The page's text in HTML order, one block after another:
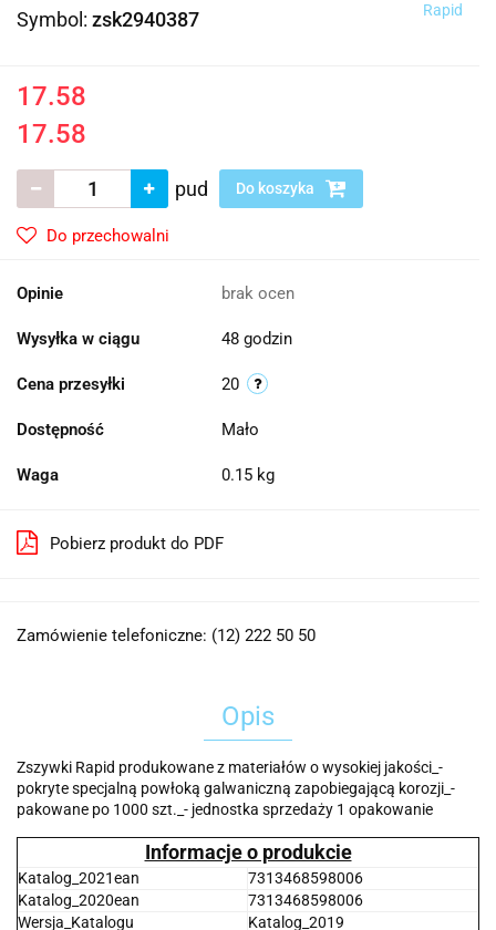
Symbol: zsk2940387 Rapid
17.58
17.58
pud Do koszyka
Do przechowalni
Opinie brak ocen
Wysyłka w ciągu 48 godzin
Cena przesyłki 20
Dostępność Mało
Waga 0.15 kg
Pobierz produkt do PDF
Zamówienie telefoniczne: (12) 222 50 50
Opis
Zszywki Rapid produkowane z materiałów o wysokiej jakości_-
pokryte specjalną powłoką galwaniczną zapobiegającą korozji_-
pakowane po 1000 szt._- jednostka sprzedaży 1 opakowanie
Informacje o produkcie
Katalog_2021ean
7313468598006
Katalog_2020ean
7313468598006
Wersja_Katalogu
Katalog_2019